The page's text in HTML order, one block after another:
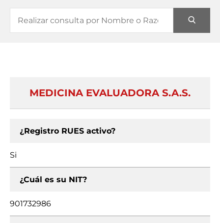
MEDICINA EVALUADORA S.A.S.
¿Registro RUES activo?
Si
¿Cuál es su NIT?
901732986